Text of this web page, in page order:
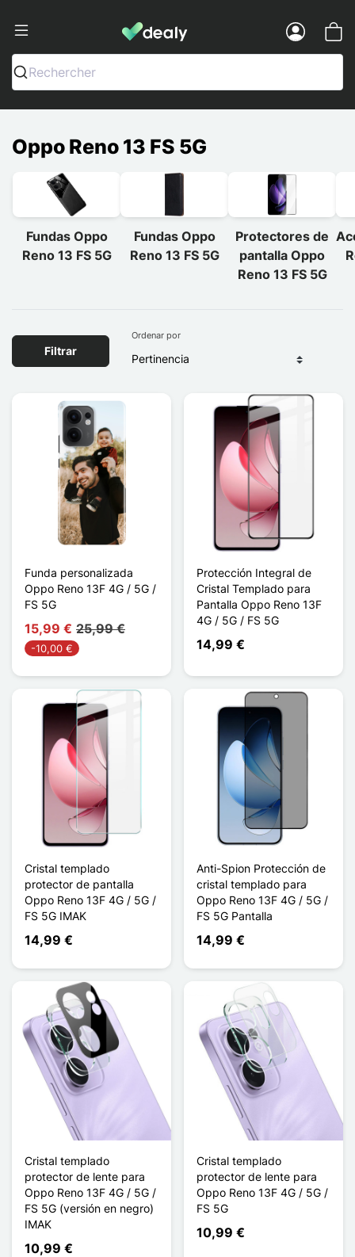
Dealy - Fundas y accesorios para
Rechercher
Oppo Reno 13 FS 5G
Fundas Oppo
Reno 13 FS 5G
Fundas Oppo
Reno 13 FS 5G
Protectores de
pantalla Oppo
Reno 13 FS 5G
Filtrar
Ordenar por
Funda personalizada
Oppo Reno 13F 4G / 5G /
FS 5G
15,99 € 25,99 €
-10,00 €
Protección Integral de
Cristal Templado para
Pantalla Oppo Reno 13F
4G / 5G / FS 5G
14,99 €
Cristal templado
protector de pantalla
Oppo Reno 13F 4G / 5G /
FS 5G IMAK
14,99 €
Anti-Spion Protección de
cristal templado para
Oppo Reno 13F 4G / 5G /
FS 5G Pantalla
14,99 €
Cristal templado
protector de lente para
Oppo Reno 13F 4G / 5G /
FS 5G (versión en negro)
IMAK
10,99 €
Cristal templado
protector de lente para
Oppo Reno 13F 4G / 5G /
FS 5G
10,99 €